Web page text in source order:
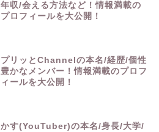
年収/会える方法など！情報満載の
プロフィールを大公開！
プリッとChannelの本名/経歴/個性
豊かなメンバー！情報満載のプロフ
ィールを大公開！
かす(YouTuber)の本名/身長/大学/